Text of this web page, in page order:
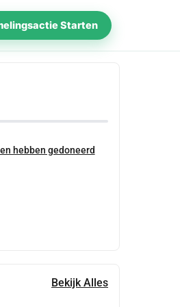
Starten
hebben gedoneerd
Bekijk Alles